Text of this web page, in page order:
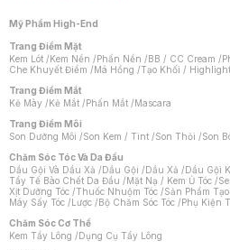
Mỹ Phẩm High-End
Trang Điểm Mặt
Kem Lót /Kem Nền /Phấn Nền /BB / CC Cream /
Che Khuyết Điểm /Má Hồng /Tạo Khối / Highlight
Trang Điểm Mắt
Kẻ Mày /Kẻ Mắt /Phấn Mắt /Mascara
Trang Điểm Môi
Son Dưỡng Môi /Son Kem / Tint /Son Thỏi /Son
Chăm Sóc Tóc Và Da Đầu
Dầu Gội Và Dầu Xả /Dầu Gội /Dầu Xả /Dầu Gội
Tẩy Tế Bào Chết Da Đầu /Mặt Nạ / Kem Ủ Tóc /
Xịt Dưỡng Tóc /Thuốc Nhuộm Tóc /Sản Phẩm
Máy Sấy Tóc /Lược /Bộ Chăm Sóc Tóc /Phụ Kiện
Chăm Sóc Cơ Thể
Kem Tẩy Lông /Dụng Cụ Tẩy Lông